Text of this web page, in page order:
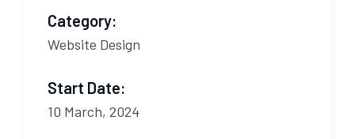
Category:
Website Design
Start Date:
10 March, 2024